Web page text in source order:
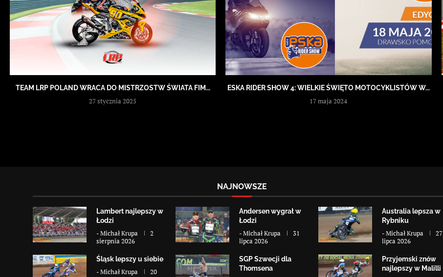
TEAM LRP POLAND WRACA DO MISTRZOSTW ŚWIATA FIM...
27 stycznia 2025
ESKA RIDER SHOW 4: WIELKIE ŚWIĘTO MOTOCYKLISTÓW W...
17 maja 2024
NAJNOWSZE
Lambert najlepszy w
Łodzi
-Michał Krupa
2
sierpnia 2026
Andersen wygrał w
Łodzi
-Michał Krupa
31
lipca 2026
Australia lepsza w
Rybniku
-Michał Krupa
27
lipca 2026
Śląsk lepszy u siebie
-Michał Krupa
20
SGP Szwecji dla
Thomsena
Przyjemski znów
najlepszy w Malilli